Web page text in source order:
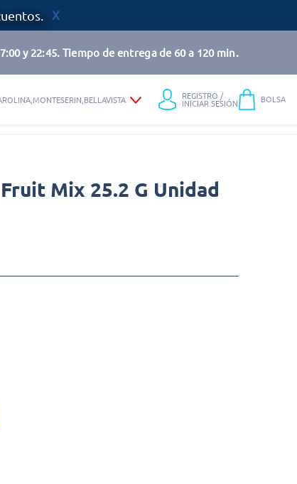
y 22:45. Tiempo de entrega de 60 a 120 min.
REGISTRO /
INICIAR SESIÓN BOLSA
Mix 25.2 G Unidad